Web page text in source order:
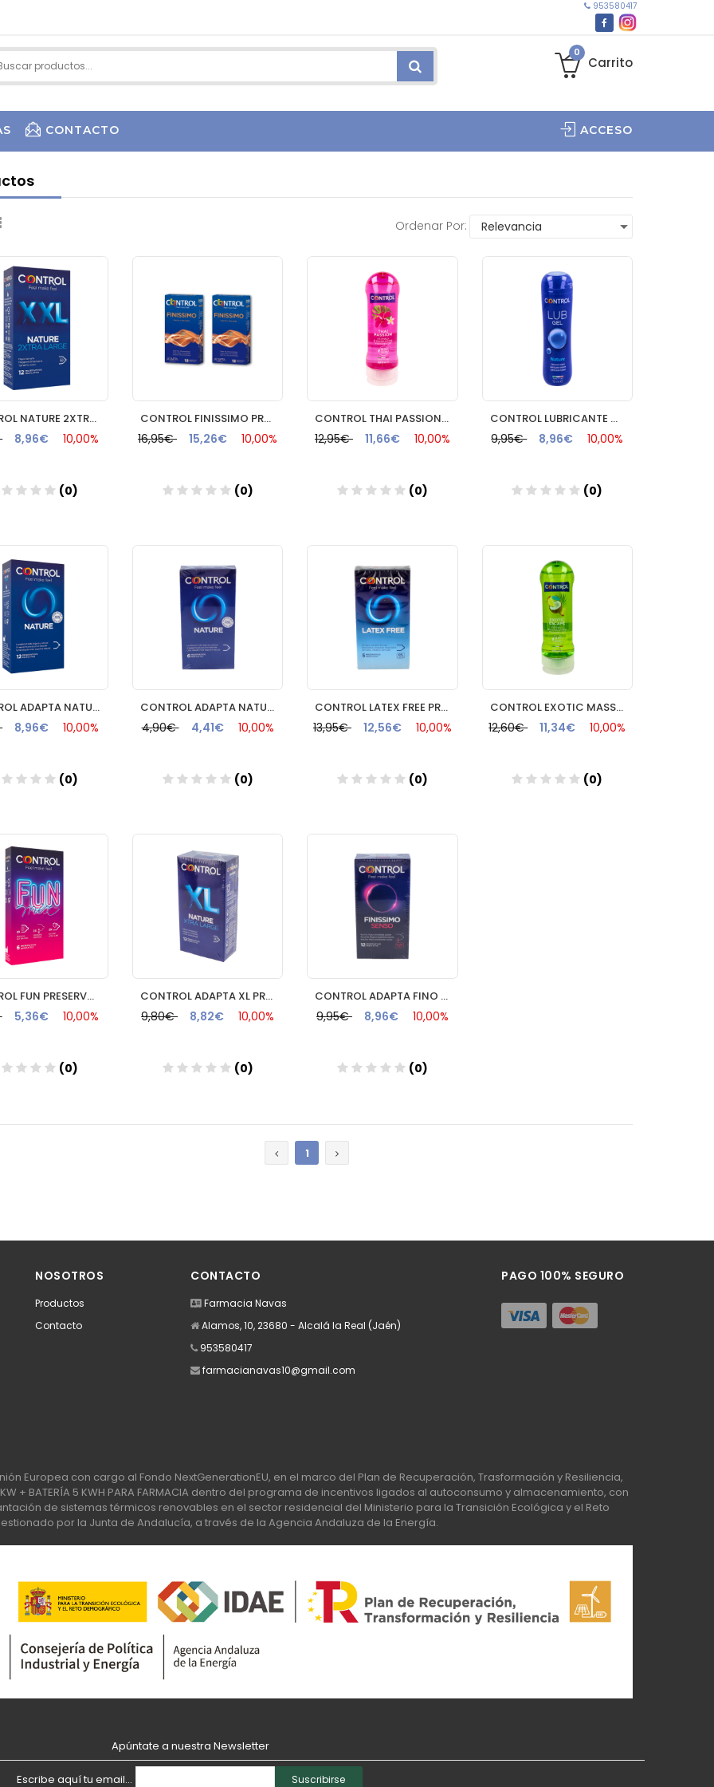
953580417
0
Carrito
CONTACTO ACCESO
Ordenar Por:
CONTROL NATURE 2XTRA LARGE PRESERVATIVOS 12 UNIDADES
8,96€ 10,00%
(0)
CONTROL FINISSIMO PRESERVAT 12U 2 ENVAS
16,95€ 15,26€ 10,00%
(0)
CONTROL THAI PASSION MASSAGE GEL 200ML
12,95€ 11,66€ 10,00%
(0)
CONTROL LUBRICANTE NATURE 75 ML
9,95€ 8,96€ 10,00%
(0)
CONTROL ADAPTA NATURE PRESERVATIVOS 12 U
8,96€ 10,00%
(0)
CONTROL ADAPTA NATURE PRESERVATIVOS 6 U
4,90€ 4,41€ 10,00%
(0)
CONTROL LATEX FREE PRESERVATIVOS 5 UNIDADES
13,95€ 12,56€ 10,00%
(0)
CONTROL EXOTIC MASSAGE GEL 200ML
12,60€ 11,34€ 10,00%
(0)
CONTROL FUN PRESERVATIVOS MIX 6 UNIDADES
5,36€ 10,00%
(0)
CONTROL ADAPTA XL PRESERVATIVOS 12 U
9,80€ 8,82€ 10,00%
(0)
CONTROL ADAPTA FINO PRESERVATIVOS 12 U
9,95€ 8,96€ 10,00%
(0)
1
NOSOTROS
Productos
Contacto
CONTACTO
Farmacia Navas
Alamos, 10, 23680 - Alcalá la Real (Jaén)
953580417
farmacianavas10@gmail.com
PAGO 100% SEGURO
Europea con cargo al Fondo NextGenerationEU, en el marco del Plan de Recuperación, Trasformación y Resiliencia,
KW + BATERÍA 5 KWH PARA FARMACIA dentro del programa de incentivos ligados al autoconsumo y almacenamiento, con
de sistemas térmicos renovables en el sector residencial del Ministerio para la Transición Ecológica y el Reto
por la Junta de Andalucía, a través de la Agencia Andaluza de la Energía.
Apúntate a nuestra Newsletter
Escribe aquí tu email... Suscribirse